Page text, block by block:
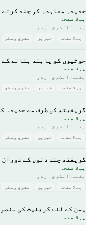
حدیدہ معاہدہ کو جلد
پہلا صفحہ
بقلم: الشرق اردو
پہلا صفحہ خبريں مشرق وسطى
حوثیوں کو پابند بنانے
پہلا صفحہ
بقلم: الشرق اردو
پہلا صفحہ خبريں مشرق وسطى
گریفیتھ کی طرف سے حدیدہ
پہلا صفحہ
بقلم: الشرق اردو
پہلا صفحہ خبريں مشرق وسطى
گریفتھ چند دنوں کے
پہلا صفحہ
بقلم: الشرق اردو
پہلا صفحہ خبريں مشرق وسطى
یمن کے لئے گريفيث کی منصوبہ بندی کی 3 خصوصیات
پہلا صفحہ